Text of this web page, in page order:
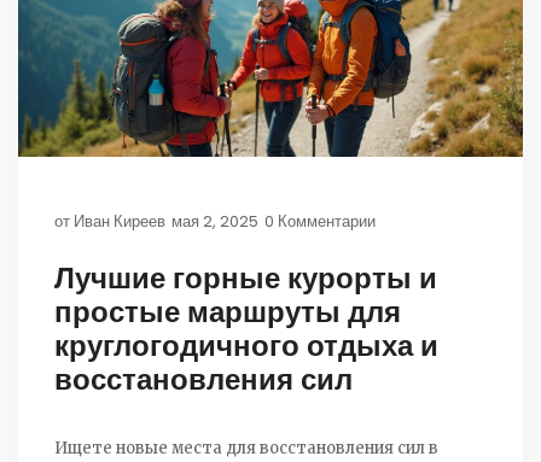
от Иван Киреев мая 2, 2025 0 Комментарии
Лучшие горные курорты и
простые маршруты для
круглогодичного отдыха и
восстановления сил
Ищете новые места для восстановления сил в